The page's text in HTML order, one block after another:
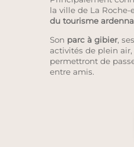
la ville de La
du tourisme
Son parc à gibier,
activités de plein
permettront de
entre amis.